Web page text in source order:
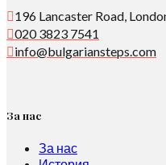
196 Lancaster Road,
020 3823 7541
info@bulgariansteps.com
За нас
За нас